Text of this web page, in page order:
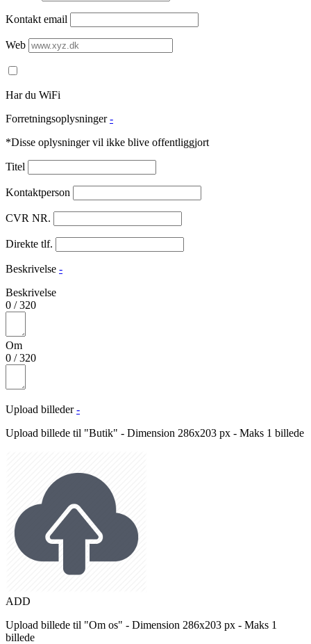
Kontakt email
Web
Har du WiFi
Forretningsoplysninger -
*Disse oplysninger vil ikke blive offentliggjort
Titel
Kontaktperson
CVR NR.
Direkte tlf.
Beskrivelse -
Beskrivelse
0 /320
Om
0 /320
Upload billeder -
Upload billede til "Butik" - Dimension 286x203 px - Maks 1 billede
ADD
Upload billede til "Om os" - Dimension 286x203 px - Maks 1
billede